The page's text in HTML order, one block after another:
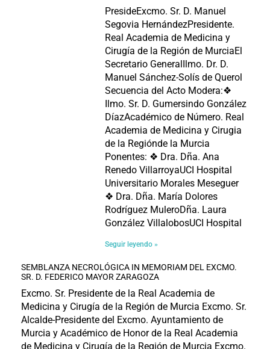
PresideExcmo. Sr. D. Manuel
Segovia HernándezPresidente.
Real Academia de Medicina y
Cirugía de la Región de MurciaEl
Secretario GeneralIlmo. Dr. D.
Manuel Sánchez-Solís de Querol
Secuencia del Acto Modera:❖
Ilmo. Sr. D. Gumersindo González
DíazAcadémico de Número. Real
Academia de Medicina y Cirugia
de la Regiónde la Murcia
Ponentes: ❖ Dra. Dña. Ana
Renedo VillarroyaUCI Hospital
Universitario Morales Meseguer
❖ Dra. Dña. María Dolores
Rodríguez MuleroDña. Laura
González VillalobosUCI Hospital
Seguir leyendo »
SEMBLANZA NECROLÓGICA IN MEMORIAM DEL EXCMO.
SR. D. FEDERICO MAYOR ZARAGOZA
Excmo. Sr. Presidente de la Real Academia de
Medicina y Cirugía de la Región de Murcia Excmo. Sr.
Alcalde-Presidente del Excmo. Ayuntamiento de
Murcia y Académico de Honor de la Real Academia
de Medicina y Cirugía de la Región de Murcia Excmo.